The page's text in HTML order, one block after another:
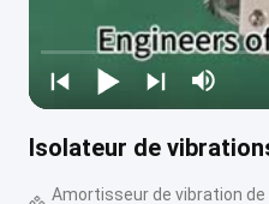
Isolateur de
Amortisseur de vibration de